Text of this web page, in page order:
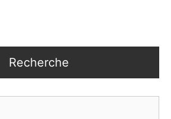
Recherche